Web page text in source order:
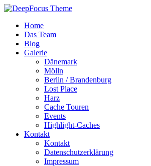
Home
Das Team
Blog
Galerie
Dänemark
Mölln
Berlin / Brandenburg
Lost Place
Harz
Cache Touren
Events
Highlight-Caches
Kontakt
Kontakt
Datenschutzerklärung
Impressum